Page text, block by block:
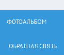
ФОТОАЛЬБОМ
ОБРАТНАЯ СВЯЗЬ